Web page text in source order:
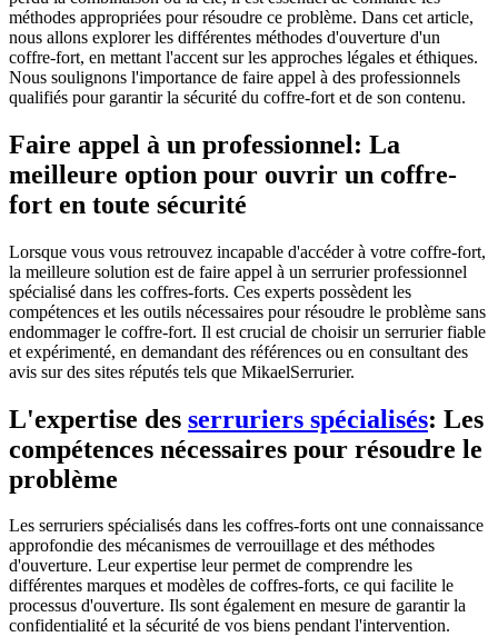
méthodes appropriées pour résoudre ce problème. Dans cet article,
nous allons explorer les différentes méthodes d'ouverture d'un
coffre-fort, en mettant l'accent sur les approches légales et éthiques.
Nous soulignons l'importance de faire appel à des professionnels
qualifiés pour garantir la sécurité du coffre-fort et de son contenu.
Faire appel à un professionnel: La
meilleure option pour ouvrir un coffre-
fort en toute sécurité
Lorsque vous vous retrouvez incapable d'accéder à votre coffre-fort,
la meilleure solution est de faire appel à un serrurier professionnel
spécialisé dans les coffres-forts. Ces experts possèdent les
compétences et les outils nécessaires pour résoudre le problème sans
endommager le coffre-fort. Il est crucial de choisir un serrurier fiable
et expérimenté, en demandant des références ou en consultant des
avis sur des sites réputés tels que MikaelSerrurier.
L'expertise des serruriers spécialisés: Les
compétences nécessaires pour résoudre le
problème
Les serruriers spécialisés dans les coffres-forts ont une connaissance
approfondie des mécanismes de verrouillage et des méthodes
d'ouverture. Leur expertise leur permet de comprendre les
différentes marques et modèles de coffres-forts, ce qui facilite le
processus d'ouverture. Ils sont également en mesure de garantir la
confidentialité et la sécurité de vos biens pendant l'intervention.